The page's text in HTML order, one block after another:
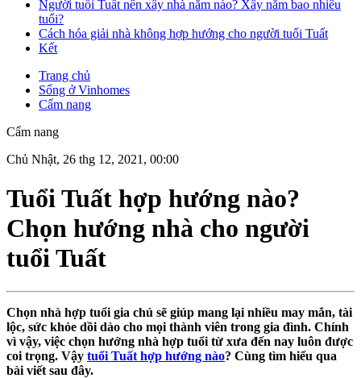
Người tuổi Tuất nên xây nhà năm nào? Xây năm bao nhiêu
tuổi?
Cách hóa giải nhà không hợp hướng cho người tuổi Tuất
Kết
Trang chủ
Sống ở Vinhomes
Cẩm nang
Cẩm nang
Chủ Nhật, 26 thg 12, 2021, 00:00
Tuổi Tuất hợp hướng nào?
Chọn hướng nhà cho người
tuổi Tuất
Chọn nhà hợp tuổi gia chủ sẽ giúp mang lại nhiều may mắn, tài
lộc, sức khỏe dồi dào cho mọi thành viên trong gia đình. Chính
vì vậy, việc chọn hướng nhà hợp tuổi từ xưa đến nay luôn được
coi trọng. Vậy tuổi Tuất hợp hướng nào? Cùng tìm hiểu qua
bài viết sau đây.